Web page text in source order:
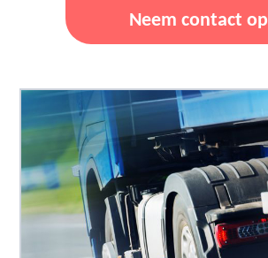
Neem contact op